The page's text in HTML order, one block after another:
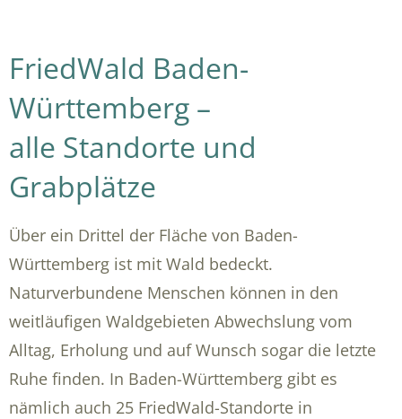
FriedWald Baden-
Württemberg –
alle Standorte und
Grabplätze
Über ein Drittel der Fläche von Baden-
Württemberg ist mit Wald bedeckt.
Naturverbundene Menschen können in den
weitläufigen Waldgebieten Abwechslung vom
Alltag, Erholung und auf Wunsch sogar die letzte
Ruhe finden. In Baden-Württemberg gibt es
nämlich auch 25 FriedWald-Standorte in